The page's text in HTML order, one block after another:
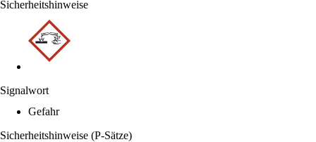
Sicherheitshinweise
Signalwort
Gefahr
Sicherheitshinweise (P-Sätze)